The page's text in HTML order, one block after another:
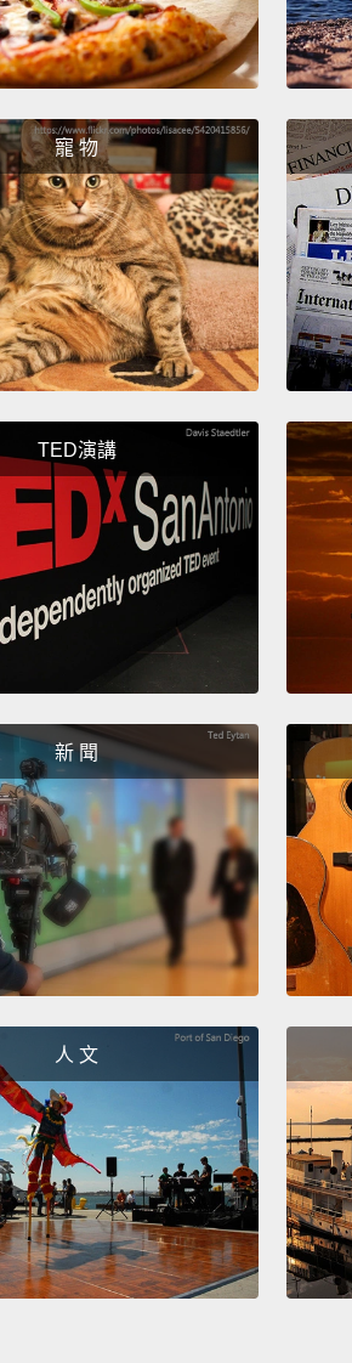
寵 物
TED演講
新 聞
人 文